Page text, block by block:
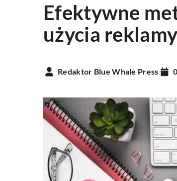
Efektywne
użycia
Redaktor Blue Whale Press
29 sierpnia
Jak wybrać
Porady i